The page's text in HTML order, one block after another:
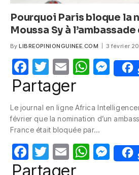
Pourquoi Paris bloque la
Moussa Sy à
By LIBREOPINIONGUINEE.COM 3 février
F
a
e
b
o
o
T
w
itt
er
E
m
W
s
A
p
p
M
e
e
g
er
Partager
Le journal en ligne Africa
février que la nomination d’un
France était bloquée par…
F
a
T
w
E
m
W M
e
Partager